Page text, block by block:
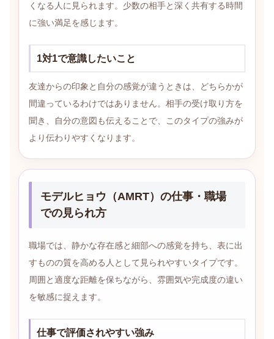
くなる人に見られます。少数の相手と深く共有する時間
に強い満足を感じます。
1対1で意識したいこと
友達からの印象と自分の感覚が違うときは、どちらかが
間違っているわけではありません。相手の受け取り方を
聞き、自分の意図も伝えることで、このタイプの強みが
より伝わりやすくなります。
モデルヒョウ（AMRT）の仕事・職場
での見られ方
職場では、静かな存在感と細部への感覚を持ち、表に出
すものの質を高める人として見られやすいタイプです。
周囲と適度な距離を保ちながら、雰囲気や完成度の違い
を敏感に捉えます。
仕事で評価されやすい強み